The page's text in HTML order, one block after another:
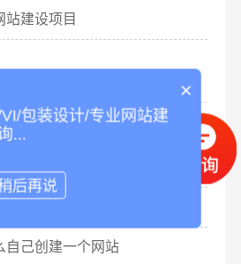
站建设项目
设计项目
团网站建设项目
站怎么做seo？
自己创建一个网站
×
包装设计/专业网站建
...
后再说